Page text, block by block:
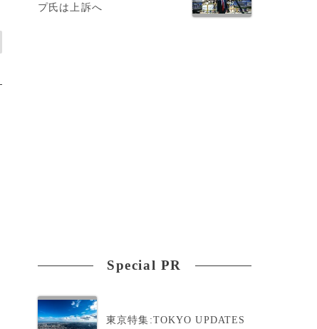
プ氏は上訴へ
Special PR
東京特集:TOKYO UPDATES